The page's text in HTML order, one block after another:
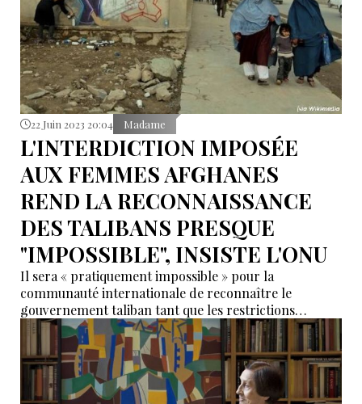
22 Juin 2023 20:04 Madame
L'INTERDICTION IMPOSÉE
AUX FEMMES AFGHANES
REND LA RECONNAISSANCE
DES TALIBANS PRESQUE
"IMPOSSIBLE", INSISTE L'ONU
Il sera « pratiquement impossible » pour la
communauté internationale de reconnaître le
gouvernement taliban tant que les restrictions
imposées aux femmes et aux filles resteront en
vigueur en Afghanistan, a déclaré l'envoyée des
Nations unies dans le pays et chef de la Mission
d'assistance des Nations unies en Afghanistan
(MANUA).